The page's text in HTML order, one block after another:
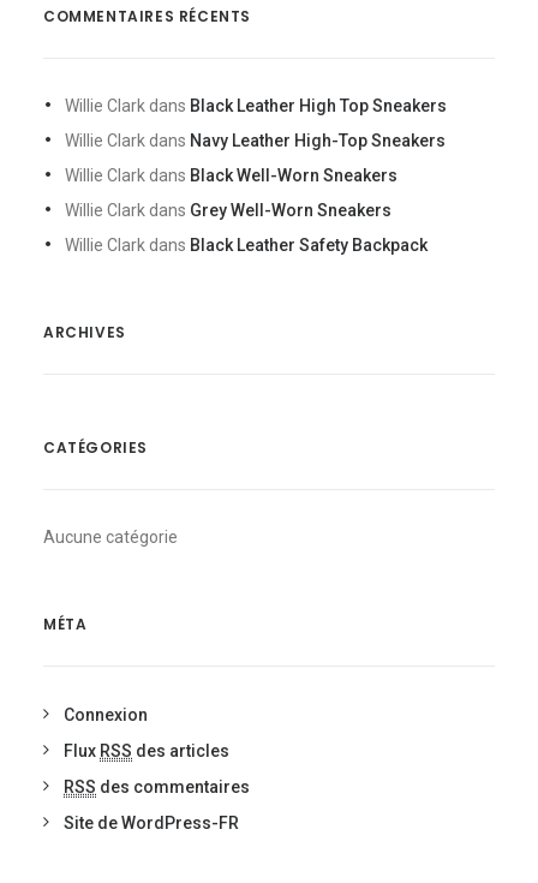
COMMENTAIRES RÉCENTS
Willie Clark dans Black Leather High Top Sneakers
Willie Clark dans Navy Leather High-Top Sneakers
Willie Clark dans Black Well-Worn Sneakers
Willie Clark dans Grey Well-Worn Sneakers
Willie Clark dans Black Leather Safety Backpack
ARCHIVES
CATÉGORIES
Aucune catégorie
MÉTA
Connexion
Flux RSS des articles
RSS des commentaires
Site de WordPress-FR